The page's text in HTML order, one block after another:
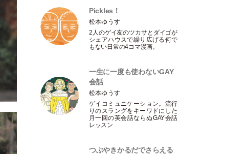
Pickles！
松本ゆうす
2人のゲイ友のツカサとダイゴが
シェアハウスで繰り広げる何で
もない日常の4コマ漫画。
一生に一度も使わないGAY
会話
松本ゆうす
ゲイコミュニケーション。流行
りのスラングをキーワドにした
月一回の英会話ならぬGAY会話
レッスン
つぶやきかるだでさらえる